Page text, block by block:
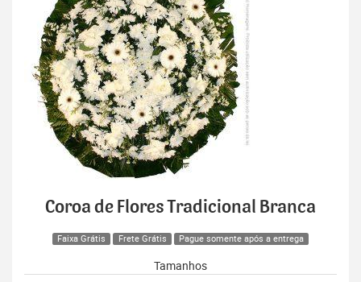
Coroa de Flores Tradicional Branca
Faixa Grátis Frete Grátis Pague somente após a entrega
Tamanhos